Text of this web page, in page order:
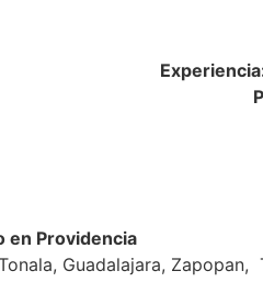
en Providencia
Guadalajara,